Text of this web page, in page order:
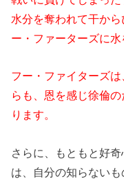
水分を奪われて干か
ー・ファーターズに水
フー・ファイターズ
らも、恩を感じ徐倫
ります。
さらに、もともと好
は、自分の知らない